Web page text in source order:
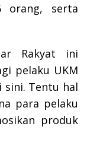
orang, serta
Rakyat ini
pelaku UKM
sini. Tentu hal
para pelaku
produk